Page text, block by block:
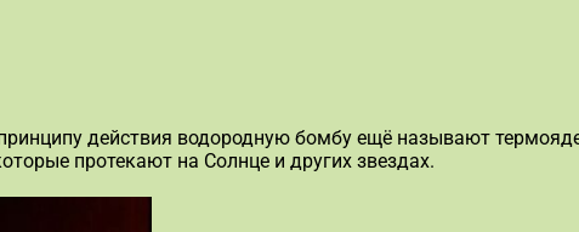
действия водородную бомбу ещё называют
протекают на Солнце и других звездах.